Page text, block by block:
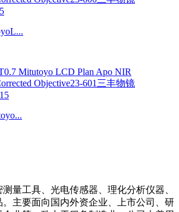
量工具、光电传感器、理化分析仪器、
。主要面向国内外资企业、上市公司、研